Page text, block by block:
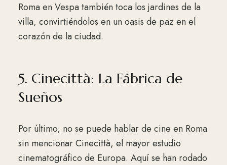
Roma en Vespa también toca los jardines de la
villa, convirtiéndolos en un oasis de paz en el
corazón de la ciudad.
5. Cinecittà: La Fábrica de
Sueños
Por último, no se puede hablar de cine en Roma
sin mencionar Cinecittà, el mayor estudio
cinematográfico de Europa. Aquí se han rodado